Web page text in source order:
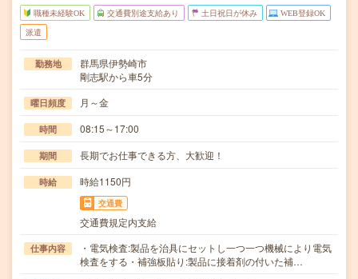
職種未経験OK 交通費別途支給あり 土日祝日が休み WEB登録OK
派遣
勤務地
群馬県伊勢崎市
剛志駅から車5分
曜日頻度 月～金
時間 08:15～17:00
期間 長期でお仕事できる方、大歓迎！
時給 時給1150円
交通費
交通費規定内支給
仕事内容
・電気検査:製品を治具にセットし一つ一つ機械により電気
検査をする・補強板貼り:製品に接着剤の付いた補…